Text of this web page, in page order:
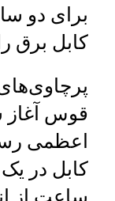
برای دو
کابل برق
قوس آغاز
اعظمی
ساعت از